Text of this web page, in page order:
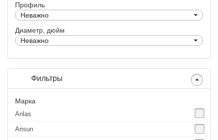
Профиль
Неважно
Диаметр, дюйм
Неважно
Фильтры
Марка
Anlas
Arisun